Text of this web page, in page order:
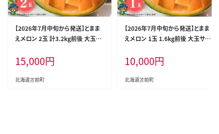
【2026年7月中旬から発送】とまま
えメロン 2玉 計3.2kg前後 大玉サ
甘い 糖度14度 旬 産地直送 めろん
フルーツ 果物 デザート 北海道 苫
前町 とままえ rum09
15,000円
北海道苫前町
【2026年7月中旬から発送】とまま
えメロン 1玉 1.6kg前後 大玉サイ
甘い 糖度14度 旬 産地直送 めろん
フルーツ 果物 デザート 北海道 苫
前町 とままえ rum08
10,000円
北海道苫前町